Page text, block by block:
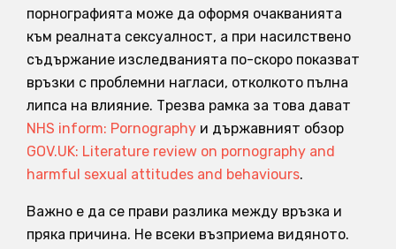
порнографията може да оформя очакванията
към реалната сексуалност, а при насилствено
съдържание изследванията по-скоро показват
връзки с проблемни нагласи, отколкото пълна
липса на влияние. Трезва рамка за това дават
NHS inform: Pornography и държавният обзор
GOV.UK: Literature review on pornography and
harmful sexual attitudes and behaviours.
Важно е да се прави разлика между връзка и
пряка причина. Не всеки възприема видяното.